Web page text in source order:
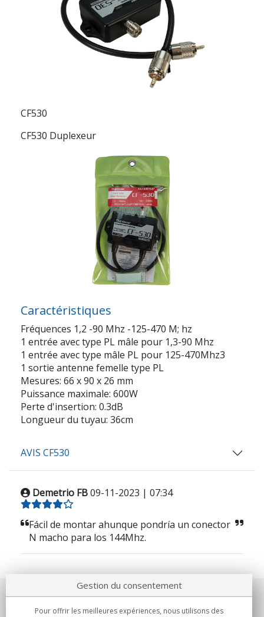
CF530
CF530 Duplexeur
Caractéristiques
Fréquences 1,2 -90 Mhz -125-470 M; hz
1 entrée avec type PL mâle pour 1,3-90 Mhz
1 entrée avec type mâle PL pour 125-470Mhz3
1 sortie antenne femelle type PL
Mesures: 66 x 90 x 26 mm
Puissance maximale: 600W
Perte d'insertion: 0.3dB
Longueur du tuyau: 36cm
AVIS CF530
Demetrio FB09-11-2023 | 07:34
Fácil de montar ahunque pondría un conector
N macho para los 144Mhz.
Notre société
Gestion du consentement
Pour offrir les meilleures expériences, nous utilisons des